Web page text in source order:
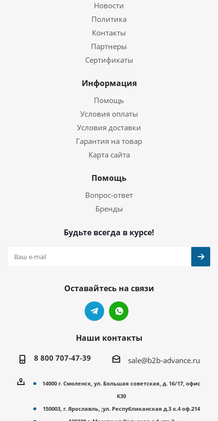
Новости
Политика
Контакты
Партнеры
Сертификаты
Информация
Помощь
Условия оплаты
Условия доставки
Гарантия на товар
Карта сайта
Помощь
Вопрос-ответ
Бренды
Будьте всегда в курсе!
Оставайтесь на связи
Наши контакты
8 800 707-47-39 sale@b2b-advance.ru
14000 г. Смоленск, ул. Большая советская, д. 16/17, офис
К30
150003, г. Ярославль, ;ул. Республиканская д.3 к.4 оф.214